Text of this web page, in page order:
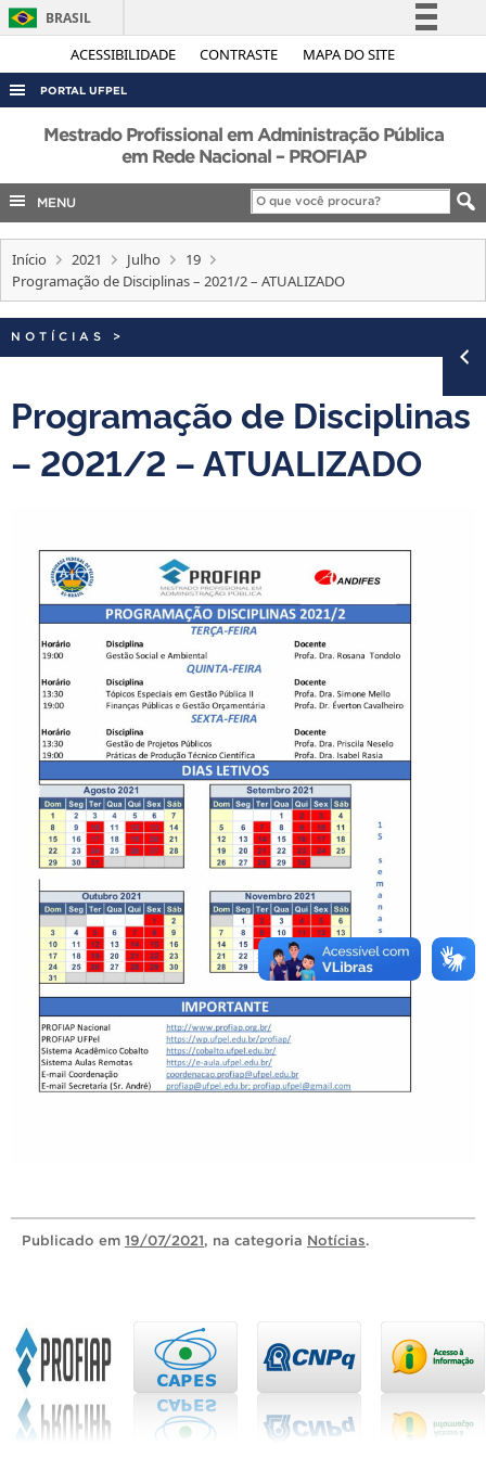
ACESSIBILIDADE CONTRASTE MAPA DO SITE
BRASIL
Simplifique!
Acesso à informação
Legislação
Canais
PORTAL UFPEL
ACESSO À INFORMAÇÃO
COBALTO
CONCURSOS
TELEFONES
Mestrado Profissional em Administração Pública
em Rede Nacional – PROFIAP
MENU
Início 2021 Julho
19
Programação de Disciplinas – 2021/2 – ATUALIZADO
NOTÍCIAS >
Programação de Disciplinas
– 2021/2 – ATUALIZADO
Publicado em 19/07/2021, na categoria Notícias.